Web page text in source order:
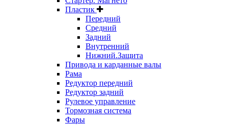
Пластик
Передний
Средний
Задний
Внутренний
Нижний.Защита
Привода и карданные валы
Рама
Редуктор передний
Редуктор задний
Рулевое управление
Тормозная система
Фары